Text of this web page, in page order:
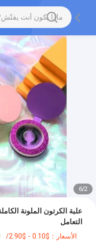
2
/
6
علبة الكرتون الملونة
التعامل
الأسعار：$0.10 - $2.90/pieces